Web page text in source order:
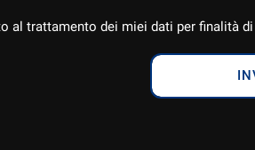
al trattamento dei miei dati per finalità